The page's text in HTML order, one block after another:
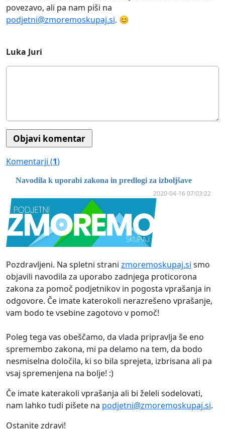
povezavo, ali pa nam piši na
podjetni@zmoremoskupaj.si. 😊
Luka Juri
Komentarji (1)
Navodila k uporabi zakona in predlogi za izboljšave
2020-04-16 07:03:22
Pozdravljeni. Na spletni strani zmoremoskupaj.si smo
objavili navodila za uporabo zadnjega proticorona
zakona za pomoč podjetnikov in pogosta vprašanja in
odgovore. Če imate katerokoli nerazrešeno vprašanje,
vam bodo te vsebine zagotovo v pomoč!
Poleg tega vas obeščamo, da vlada pripravlja še eno
spremembo zakona, mi pa delamo na tem, da bodo
nesmiselna določila, ki so bila sprejeta, izbrisana ali pa
vsaj spremenjena na bolje! :)
Če imate katerakoli vprašanja ali bi želeli sodelovati,
nam lahko tudi pišete na podjetni@zmoremoskupaj.si.
Ostanite zdravi!